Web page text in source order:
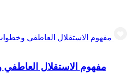
مفهوم الاستقلال العاطفي